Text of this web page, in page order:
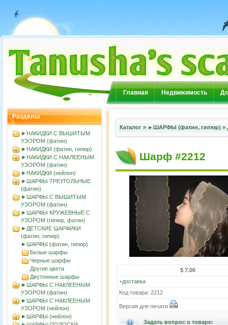
Главная Недвижимость
Разделы
►НАКИДКИ С ВЫШИТЫМ
УЗОРОМ (фатин)
►НАКИДКИ (фатин, гипюр)
►НАКИДКИ С НАКЛЕЕНЫМ
УЗОРОМ (фатин)
►НАКИДКИ (нейлон)
►ШАРФЫ ТРЕУГОЛЬНЫЕ
(фатин)
►ШАРФЫ С ВЫШИТЫМ
УЗОРОМ (фатин)
►ШАРФЫ КРУЖЕВНЫЕ С
УЗОРОМ (гипюр, фатин)
►ДЕТСКИЕ ШАРФИКИ
(фатин, гипюр)
►ШАРФЫ (фатин, гипюр)
Белые шарфы
Черные шарфы
Другие цвета
Двутонные шарфы
►ШАРФЫ С НАКЛЕЕНЫМ
УЗОРОМ (фатин)
►ШАРФЫ С НАКЛЕЕНЫМ
УЗОРОМ (нейлон)
►ШАРФЫ (нейлон)
Каталог » ►ШАРФЫ (фатин, гипюр) »
Шарф #2212
$ 7.00
+доставка
Код товара: 2212
Версия для печати
Задать вопрос о товаре: